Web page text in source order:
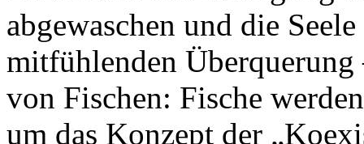
abgewaschen und die
mitfühlenden Überquerung
von Fischen: Fische
um das Konzept der